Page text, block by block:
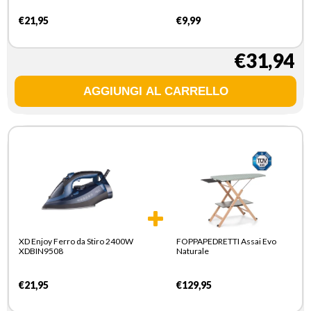
€21,95 €9,99
€31,94
XD Enjoy Ferro da Stiro 2400W
XDBIN9508
€21,95
FOPPAPEDRETTI Assai Evo
Naturale
€129,95